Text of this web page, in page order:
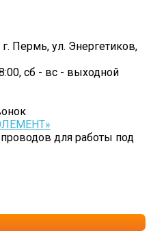
Пермь, ул. Энергетиков,
сб - вс - выходной
для работы под